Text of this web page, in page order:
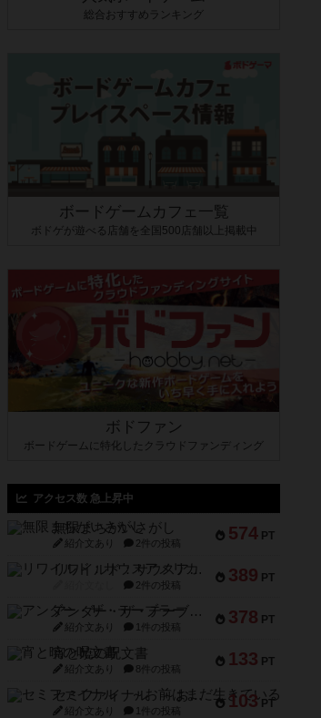
総合おすすめランキング
ボードゲームカフェ一覧
ボドゲが遊べる店舗を全国500店舗以上掲載中
ボドファン
ボードゲームに特化したクラウドファンディング
アクセス数 急上昇中
574 PT
無限まちがいさがし
紹介文あり 2件の投稿
389 PT
リワイルド：サウスアメリカ
2件の投稿
378 PT
アンダー・ザ・テーブラー
紹介文あり 1件の投稿
133 PT
宵と暁の呪文書
紹介文あり 8件の投稿
103 PT
セミファイナル ～お前はまだ生きている～
紹介文あり 1件の投稿